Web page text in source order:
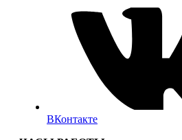
ВКонтакте